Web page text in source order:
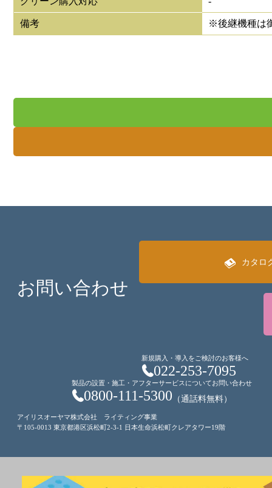
備考 ※後継機種は
お問い合わせ
カタロ
新規購入・導入をご検討のお客様へ
022-253-7095
製品の設置・施工・アフターサービスについてお問い合わせ
0800-111-5300 （通話料無料）
アイリスオーヤマ株式会社 ライティング事業
〒105-0013 東京都港区浜松町2-3-1 日本生命浜松町クレアタワー19階